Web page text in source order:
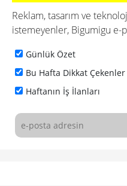
Reklam, tasarım ve
istemeyenler, Bigumigu e-
Günlük Özet
Bu Hafta Dikkat Çekenler
Haftanın İş İlanları